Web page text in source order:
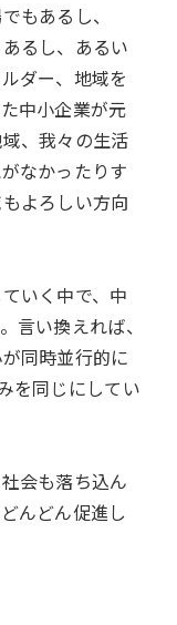
もあるし、
るし、あるい
ダー、地域を
中小企業が元
、我々の生活
なかったりす
よろしい方向
いく中で、中
言い換えれば、
同時並行的に
を同じにしてい
会も落ち込ん
んどん促進し